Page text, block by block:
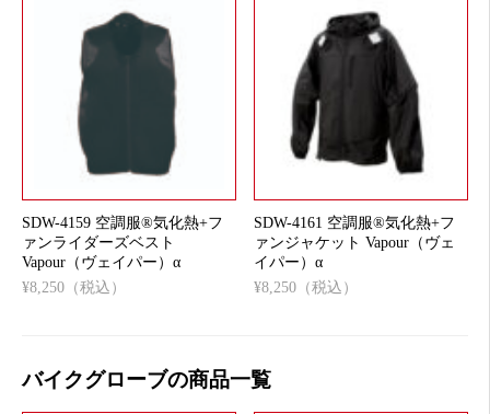
SDW-4159 空調服®気化熱+フ
ァンライダーズベスト
Vapour（ヴェイパー）α
¥8,250（税込）
SDW-4161 空調服®気化熱+フ
ァンジャケット Vapour（ヴェ
イパー）α
¥8,250（税込）
バイクグローブの商品一覧